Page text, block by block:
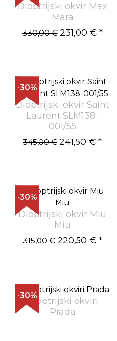
Dioptrijski okvir Max
Mara
330,00 €231,00 € *
-30%
Dioptrijski okvir Saint
Laurent SLM138-
001/55
345,00 € 241,50 € *
-30%
Dioptrijski okvir Miu
Miu
315,00 €220,50 € *
-30%
Dioptrijski okviri
Prada